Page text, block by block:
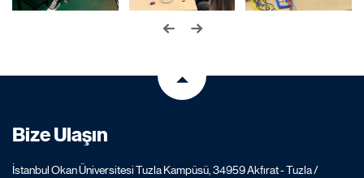
Bize Ulaşın
İstanbul Okan Üniversitesi Tuzla Kampüsü, 34959 Akfırat - Tuzla /